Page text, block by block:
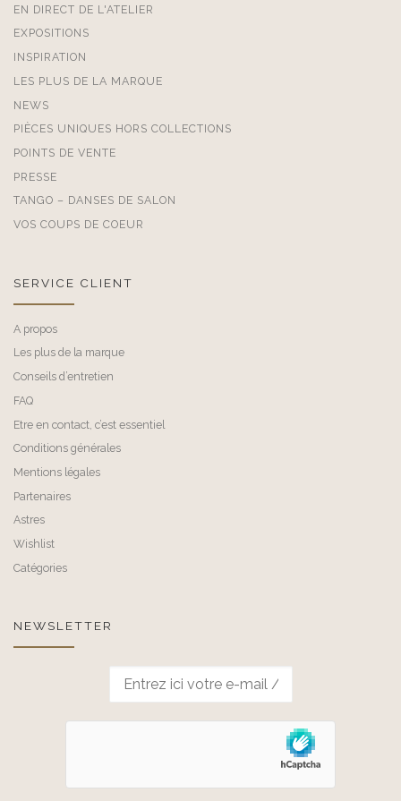
EN DIRECT DE L'ATELIER
EXPOSITIONS
INSPIRATION
LES PLUS DE LA MARQUE
NEWS
PIÈCES UNIQUES HORS COLLECTIONS
POINTS DE VENTE
PRESSE
TANGO – DANSES DE SALON
VOS COUPS DE COEUR
SERVICE CLIENT
A propos
Les plus de la marque
Conseils d’entretien
FAQ
Etre en contact, c’est essentiel
Conditions générales
Mentions légales
Partenaires
Astres
Wishlist
Catégories
NEWSLETTER